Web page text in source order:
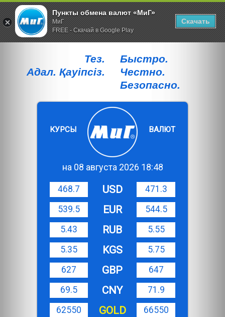
Тез.
Адал. Қауiпсiз.
Быстро.
Честно.
Безопасно.
КУРСЫ ВАЛЮТ
на 08 августа 2026 18:48
468.7 USD
471.3
539.5
EUR
544.5
5.43
RUB
5.55
5.35
KGS
5.75
627
GBP
647
69.5
CNY
71.9
62550
GOLD 66550
Пункты обмена валют «МиГ»
МиГ
FREE - Скачай в Google Play
Скачать